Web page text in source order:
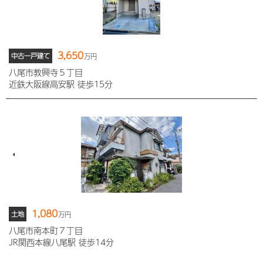
中古一戸建て 3,650万円
八尾市教興寺５丁目
近鉄大阪線高安駅 徒歩15分
土地 1,080万円
八尾市南本町７丁目
JR関西本線八尾駅 徒歩14分